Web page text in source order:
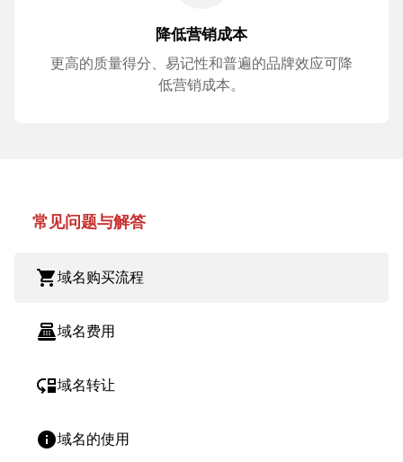
降低营销成本
更高的质量得分、易记性和普遍的品牌效应可降
低营销成本。
常见问题与解答
shopping_cart域名购买流程
point_of_sale域名费用
move_down域名转让
info域名的使用